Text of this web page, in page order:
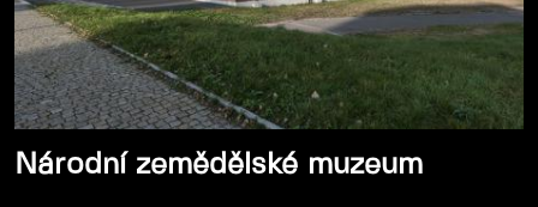
Národní zemědělské muzeum